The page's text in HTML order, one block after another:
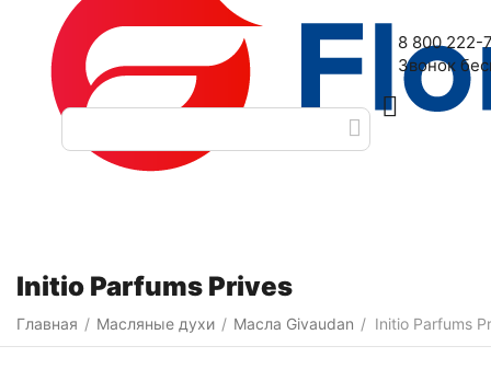
Наш адрес: 2-я Дубровская улица, 6
8 800 222-
Звонок
Initio Parfums Prives
Главная / Масляные духи / Масла Givaudan / Initio Parfums